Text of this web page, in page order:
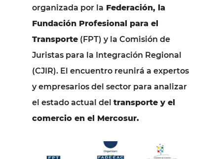
organizada por la Federación, la
Fundación Profesional para el
Transporte (FPT) y la Comisión de
Juristas para la Integración Regional
(CJIR). El encuentro reunirá a expertos
y empresarios del sector para analizar
el estado actual del transporte y el
comercio en el Mercosur.